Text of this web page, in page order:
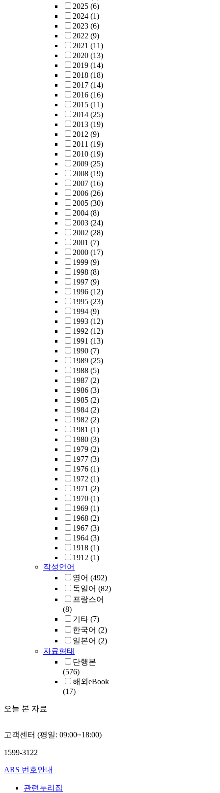
2025 (6)
2024 (1)
2023 (6)
2022 (9)
2021 (11)
2020 (13)
2019 (14)
2018 (18)
2017 (14)
2016 (16)
2015 (11)
2014 (25)
2013 (19)
2012 (9)
2011 (19)
2010 (19)
2009 (25)
2008 (19)
2007 (16)
2006 (26)
2005 (30)
2004 (8)
2003 (24)
2002 (28)
2001 (7)
2000 (17)
1999 (9)
1998 (8)
1997 (9)
1996 (12)
1995 (23)
1994 (9)
1993 (12)
1992 (12)
1991 (13)
1990 (7)
1989 (25)
1988 (5)
1987 (2)
1986 (3)
1985 (2)
1984 (2)
1982 (2)
1981 (1)
1980 (3)
1979 (2)
1977 (3)
1976 (1)
1972 (1)
1971 (2)
1970 (1)
1969 (1)
1968 (2)
1967 (3)
1964 (3)
1918 (1)
1912 (1)
작성언어
영어 (492)
독일어 (82)
프랑스어
(8)
기타 (7)
한국어 (2)
일본어 (2)
자료형태
단행본
(576)
해외eBook
(17)
오늘 본 자료
고객센터 (평일: 09:00~18:00)
1599-3122
ARS 번호안내
관련누리집